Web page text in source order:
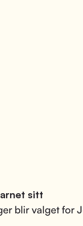
sitt
blir valget for